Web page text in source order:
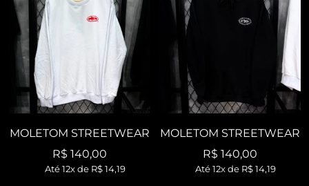
MOLETOM STREETWEAR
Preço
promocional
R$ 140,00
Até 12x de R$ 14,19
MOLETOM STREETWEAR
Preço
promocional
R$ 140,00
Até 12x de R$ 14,19